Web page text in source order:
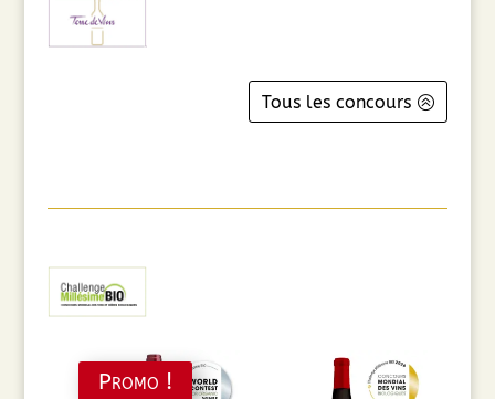
Tous les concours
Promo !